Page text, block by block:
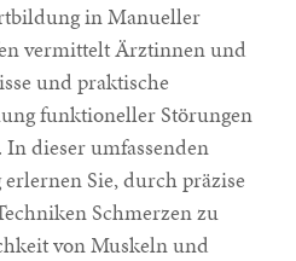
in Manueller
vermittelt Ärztinnen und
und praktische
funktioneller Störungen
In dieser umfassenden
Sie, durch präzise
Schmerzen zu
von Muskeln und